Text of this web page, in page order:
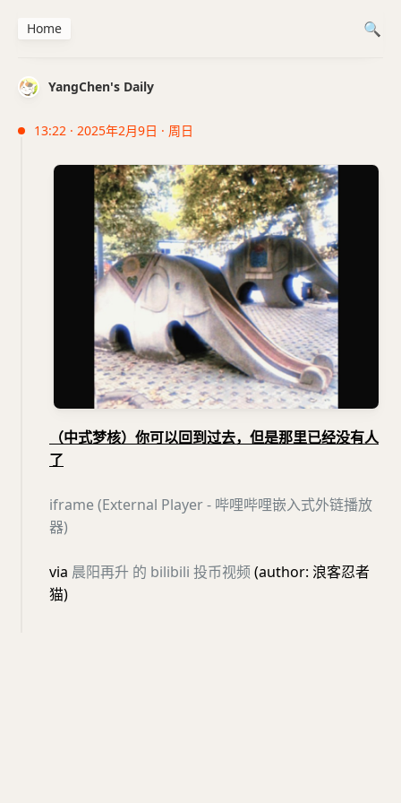
YangChen's Daily
13:22 · 2025年2月9日 · 周日
（中式梦核）你可以回到过去，但是那里已经没有人
了
iframe (External Player - 哔哩哔哩嵌入式外链播放
器)
via 晨阳再升 的 bilibili 投币视频(author: 浪客忍者
猫)
Home